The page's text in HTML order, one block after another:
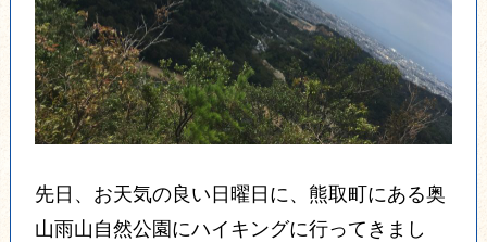
先日、お天気の良い日曜日に、熊取町にある奥
山雨山自然公園にハイキングに行ってきまし